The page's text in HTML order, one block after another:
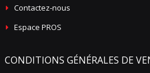
Contactez-nous
Espace PROS
CONDITIONS GÉNÉRALES DE